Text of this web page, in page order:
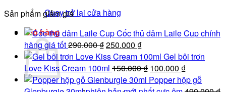
Quay trở lại cửa hàng
Giỏ hàng
Sản phẩm giảm giá
Cốc thủ dâm Laile Cup chính
hãng giá tốt290.000₫Giá
gốc
là:
290.000 ₫.
250.000 ₫Giá
hiện
tại
là:
Gel bôi trơn
Love Kiss Cream 100ml 150.000₫ Giá
gốc
100.000 ₫Giá
hiện
Popper hộp gỗ